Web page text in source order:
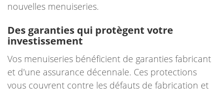
nouvelles menuiseries.
Des garanties qui protègent votre
investissement
Vos menuiseries bénéficient de garanties fabricant
et d'une assurance décennale. Ces protections
vous couvrent contre les défauts de fabrication et